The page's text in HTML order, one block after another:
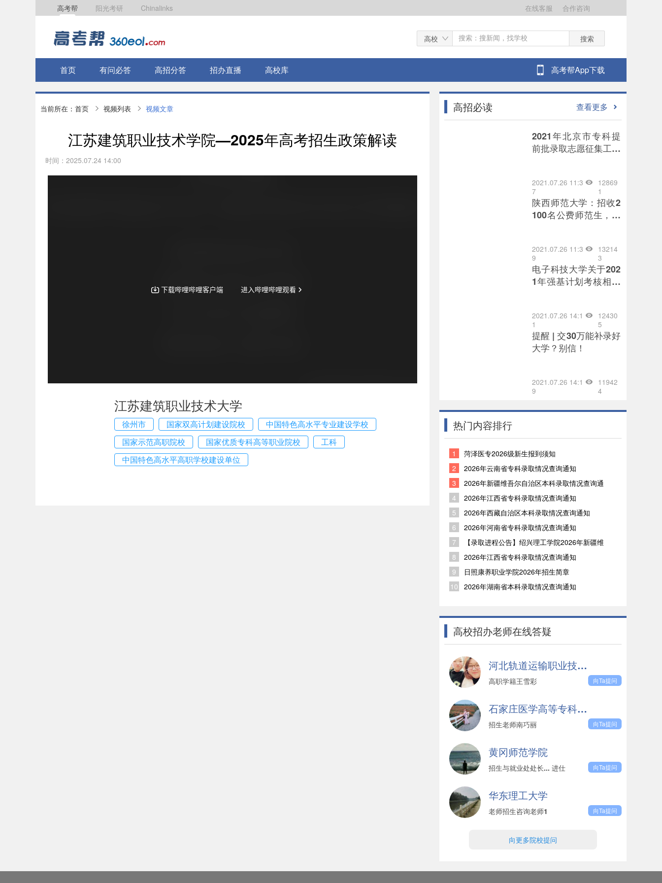
高考帮 阳光考研 Chinalinks 合作咨询
在线客服
高校 搜索
首页 有问必答 高招分答 招办直播 高校库 高考帮App下载
当前所在： 首页 视频列表 视频文章
江苏建筑职业技术学院—2025年高考招生政策解读
时间：2025.07.24 14:00
江苏建筑职业技术大学
徐州市 国家双高计划建设院校
中国特色高水平专业建设学校
国家示范高职院校
国家优质专科高等职业院校
工科
中国特色高水平高职学校建设单位
高招必读 查看更多
2021年北京市专科提
前批录取志愿征集工作
2021.07.26 11:3
7
12869
1
陕西师范大学：招收2
100名公费师范生，为
2021.07.26 11:3
9
13214
3
电子科技大学关于202
1年强基计划考核相关
2021.07.26 14:1
1
12430
5
提醒 | 交30万能补录好
大学？别信！
2021.07.26 14:1
9
11942
4
热门内容排行
1
菏泽医专2026级新生报到须知
2
2026年云南省专科录取情况查询通知
3
2026年新疆维吾尔自治区本科录取情况查询通
4
2026年江西省专科录取情况查询通知
5
2026年西藏自治区本科录取情况查询通知
6
2026年河南省专科录取情况查询通知
7
【录取进程公告】绍兴理工学院2026年新疆维
吾尔自治区普通类本科批首轮录取工作顺利完
成
8
2026年江西省专科录取情况查询通知
9
日照康养职业学院2026年招生简章
10
2026年湖南省本科录取情况查询通知
高校招办老师在线答疑
河北轨道运输职业技术学院
高职学籍王雪彩 向Ta提问
石家庄医学高等专科学校
招生老师南巧丽 向Ta提问
黄冈师范学院
招生与就业处处长... 进仕 向Ta提问
华东理工大学
老师招生咨询老师1 向Ta提问
向更多院校提问